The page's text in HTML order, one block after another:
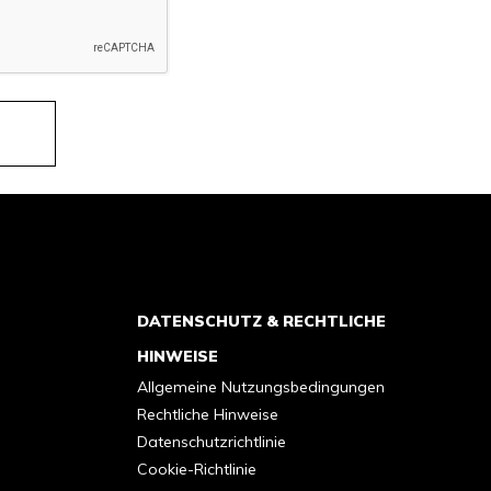
DATENSCHUTZ & RECHTLICHE
HINWEISE
Allgemeine Nutzungsbedingungen
Rechtliche Hinweise
Datenschutzrichtlinie
Cookie-Richtlinie